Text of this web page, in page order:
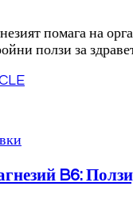
помага на
ползи за
B6: